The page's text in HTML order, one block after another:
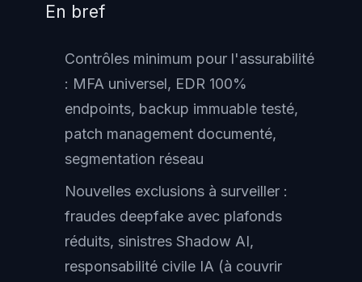
En bref
Contrôles minimum pour l'assurabilité
: MFA universel, EDR 100%
endpoints, backup immuable testé,
patch management documenté,
segmentation réseau
Nouvelles exclusions à surveiller :
fraudes deepfake avec plafonds
réduits, sinistres Shadow AI,
responsabilité civile IA (à couvrir